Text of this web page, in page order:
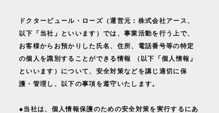
ドクターピュール・ローズ（運営元：株式会社アース、
以下「当社」といいます）では、事業活動を行う上で、
お客様からお預かりした氏名、住所、電話番号等の特定
の個人を識別することができる情報 （以下「個人情報」
といいます）について、安全対策などを講じ適切に保
護・管理し、以下の事項を遵守いたします。
●当社は、個人情報保護のための安全対策を実行するにあ